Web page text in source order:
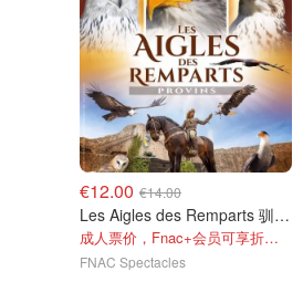
€12.00 €14.00
Les Aigles des Remparts 驯鹰骑马大秀
成人票价，Fnac+会员可享折扣！
FNAC Spectacles